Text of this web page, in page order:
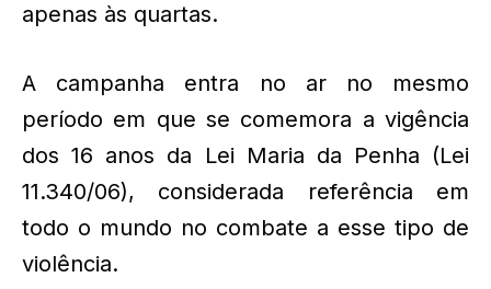
apenas às quartas.
A campanha entra no ar no mesmo
período em que se comemora a vigência
dos 16 anos da Lei Maria da Penha (Lei
11.340/06), considerada referência em
todo o mundo no combate a esse tipo de
violência.